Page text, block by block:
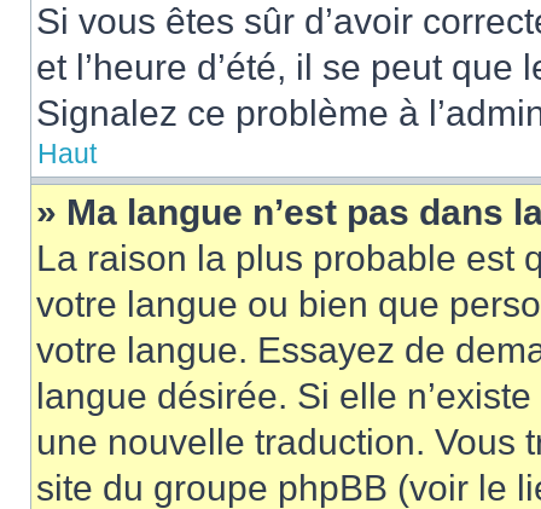
Si vous êtes sûr d’avoir
et l’heure d’été, il se peut que
Signalez ce problème à
Haut
» Ma langue n’est pas dans
La raison la plus probable est
votre langue ou bien que
votre langue. Essayez de
langue désirée. Si elle
une nouvelle traduction. Vous
site du groupe phpBB (voir le